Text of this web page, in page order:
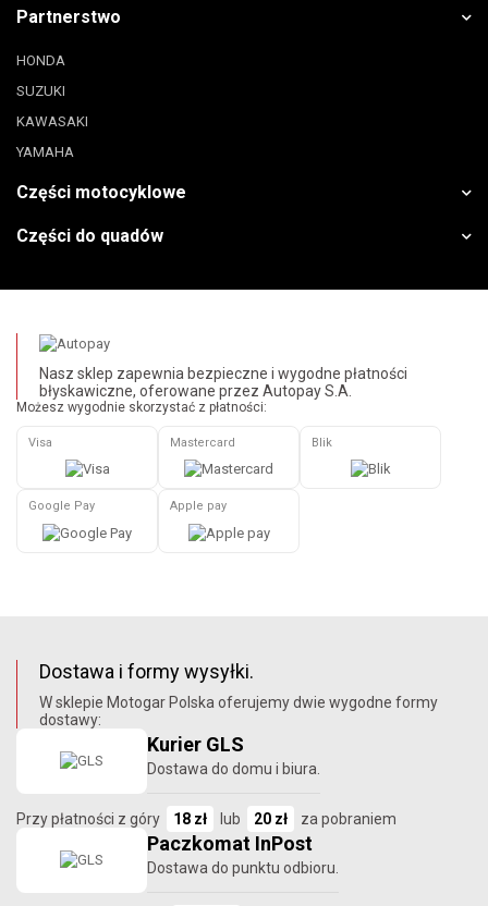
Partnerstwo
HONDA
SUZUKI
KAWASAKI
YAMAHA
Części motocyklowe
Części do quadów
Nasz sklep zapewnia bezpieczne i wygodne płatności
błyskawiczne, oferowane przez Autopay S.A.
Możesz wygodnie skorzystać z płatności:
Visa Mastercard Blik
Google Pay Apple pay
Dostawa i formy wysyłki.
W sklepie Motogar Polska oferujemy dwie wygodne formy
dostawy:
Kurier GLS
Dostawa do domu i biura.
Przy płatności z góry 18 zł lub 20 zł za pobraniem
Paczkomat InPost
Dostawa do punktu odbioru.